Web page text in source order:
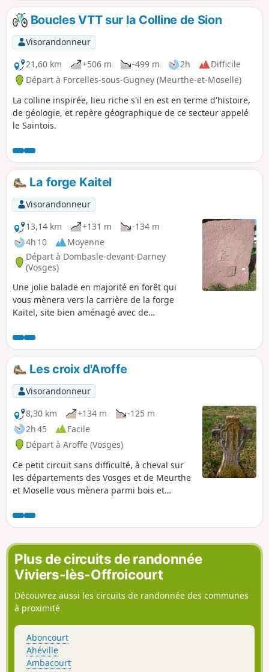
Boucles VTT sur la Colline de Sion
Visorandonneur
21,60 km
+506 m -499 m 2h
Difficile
Départ à Forcelles-sous-Gugney (Meurthe-et-Moselle)
La colline inspirée, lieu riche s'il en est en terme d'histoire,
de géologie, et repère géographique de ce secteur appelé
le Saintois.
La forge Kaitel
Visorandonneur
13,14 km
+131 m
-134 m
4h 10
Moyenne
Départ à Dombasle-devant-Darney
(Vosges)
Une jolie balade en majorité en forêt qui
vous mènera vers la carrière de la forge
Kaitel, site bien aménagé avec de
sur le site de Kaitel, ce circuit n'est pas
balisé, pour vous guider, nous avons relevé
les plaques de numérotation des parcelles
forestières. Veillez à bien les repérer. Afin
d'éviter toute confusion ce parcours n'est
pas décrit entre les points 8 et 11, suivez le
balisage sur le terrain "flèche blanche et
écusson" agrémenté de nombreux
panneaux d'informations. En période de
chasse, renseignez-vous auprès des mairies
des communes traversées, évitez les week-
ends.
Les croix d'Aroffe
Visorandonneur
8,30 km
+134 m
-125 m
2h 45
Facile
Départ à Aroffe (Vosges)
Ce petit circuit sans difficulté, à cheval sur
les départements des Vosges et de Meurthe
et Moselle vous mènera parmi bois et
bucoliques. Prenez l'air parmi les labourages
et pâturages, dans cette région peu visitée.
Plus de circuits de randonnée
Viviers-lès-Offroicourt
Découvrez aussi les circuits de randonnée des communes
à proximité
Aboncourt
Ahéville
Ambacourt